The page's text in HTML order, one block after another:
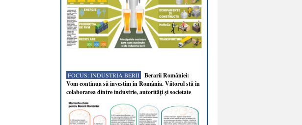
FOCUS: INDUSTRIA BERII
Berarii României:
Vom continua să investim în România. Viitorul stă în
colaborarea dintre industrie, autorităţi şi societate